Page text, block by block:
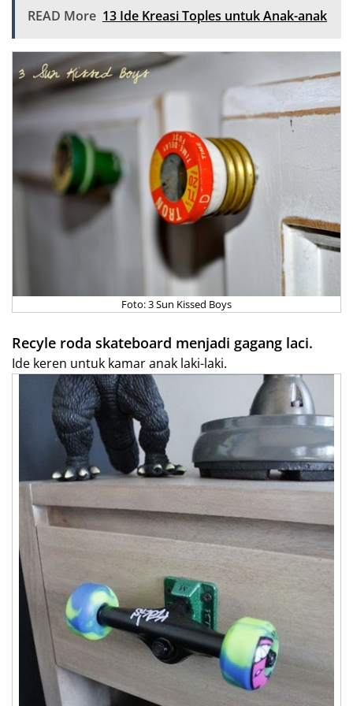
READ More 13 Ide Kreasi Toples untuk Anak-anak
Foto: 3 Sun Kissed Boys
Recyle roda skateboard menjadi gagang laci.
Ide keren untuk kamar anak laki-laki.